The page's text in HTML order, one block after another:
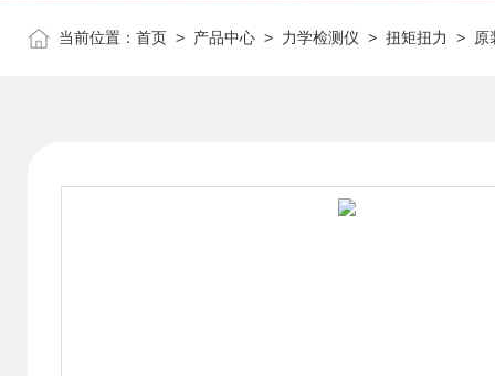
当前位置： 首页 > 产品中心 > 力学检测仪 > 扭矩扭力 > 原